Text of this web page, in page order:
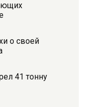
о своей
41 тонну